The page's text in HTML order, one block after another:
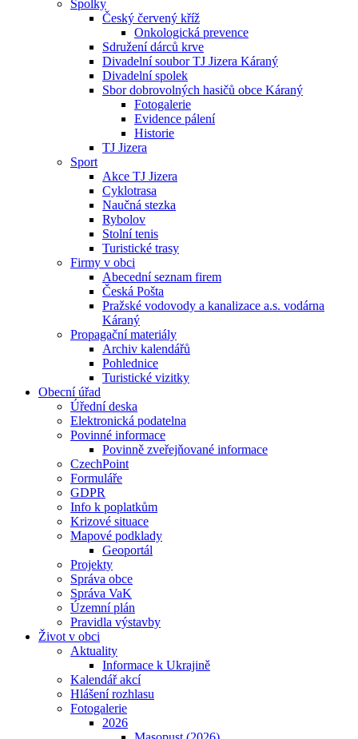
Spolky
Český červený kříž
Onkologická prevence
Sdružení dárců krve
Divadelní soubor TJ Jizera Káraný
Divadelní spolek
Sbor dobrovolných hasičů obce Káraný
Fotogalerie
Evidence pálení
Historie
TJ Jizera
Sport
Akce TJ Jizera
Cyklotrasa
Naučná stezka
Rybolov
Stolní tenis
Turistické trasy
Firmy v obci
Abecední seznam firem
Česká Pošta
Pražské vodovody a kanalizace a.s. vodárna
Káraný
Propagační materiály
Archiv kalendářů
Pohlednice
Turistické vizitky
Obecní úřad
Úřední deska
Elektronická podatelna
Povinné informace
Povinně zveřejňované informace
CzechPoint
Formuláře
GDPR
Info k poplatkům
Krizové situace
Mapové podklady
Geoportál
Projekty
Správa obce
Správa VaK
Územní plán
Pravidla výstavby
Život v obci
Aktuality
Informace k Ukrajině
Kalendář akcí
Hlášení rozhlasu
Fotogalerie
2026